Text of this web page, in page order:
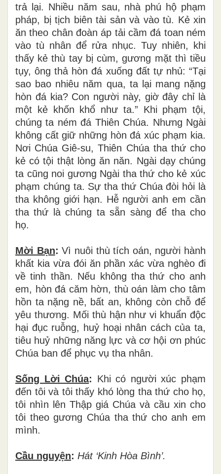
trả lại. Nhiều năm sau, nhà phú hộ phạm
pháp, bị tịch biên tài sản và vào tù. Kẻ xin
ăn theo chân đoàn áp tải cầm đá toan ném
vào tù nhân để rửa nhục. Tuy nhiên, khi
thấy kẻ thù tay bị cùm, gương mặt thì tiều
tụy, ông thả hòn đá xuống đất tự nhủ: “Tại
sao bao nhiêu năm qua, ta lại mang nặng
hòn đá kia? Con người này, giờ đây chỉ là
một kẻ khốn khổ như ta.” Khi phạm tội,
chúng ta ném đá Thiên Chúa. Nhưng Ngài
không cất giữ những hòn đá xúc phạm kia.
Nơi Chúa Giê-su, Thiên Chúa tha thứ cho
kẻ có tội thật lòng ăn năn. Ngài dạy chúng
ta cũng noi gương Ngài tha thứ cho kẻ xúc
phạm chúng ta. Sự tha thứ Chúa đòi hỏi là
tha không giới hạn. Hễ người anh em cần
tha thứ là chúng ta sẵn sàng để tha cho
họ.
Mời Bạn: Vì nuôi thù tích oán, người hành
khất kia vừa đói ăn phần xác vừa nghèo đi
về tinh thần. Nếu không tha thứ cho anh
em, hòn đá căm hờn, thù oán làm cho tâm
hồn ta nặng nề, bất an, không còn chỗ để
yêu thương. Mối thù hận như vi khuẩn độc
hại đục ruỗng, huỷ hoại nhân cách của ta,
tiêu huỷ những năng lực và cơ hội ơn phúc
Chúa ban để phục vụ tha nhân.
Sống Lời Chúa: Khi có người xúc phạm
đến tôi và tôi thấy khó lòng tha thứ cho họ,
tôi nhìn lên Thập giá Chúa và cầu xin cho
tôi theo gương Chúa tha thứ cho anh em
mình.
Cầu nguyện: Hát ‘Kinh Hòa Bình’.